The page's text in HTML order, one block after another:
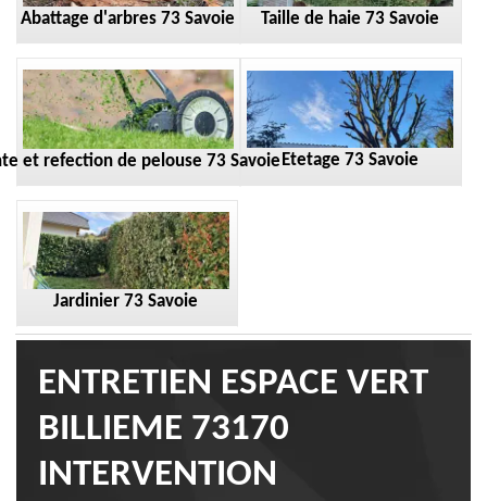
Abattage d'arbres 73 Savoie Taille de haie 73 Savoie
et refection de pelouse 73 Savoie Etetage 73 Savoie
Jardinier 73 Savoie
ENTRETIEN ESPACE VERT
BILLIEME 73170
INTERVENTION